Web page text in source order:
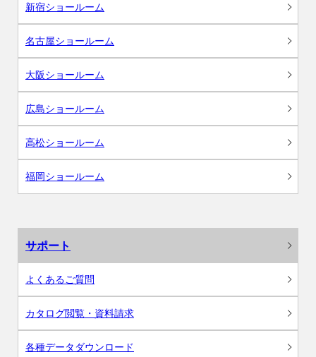
新宿ショールーム
名古屋ショールーム
大阪ショールーム
広島ショールーム
高松ショールーム
福岡ショールーム
サポート
よくあるご質問
カタログ閲覧・資料請求
各種データダウンロード